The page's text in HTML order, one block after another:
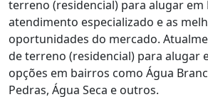
terreno (residencial) para alugar em
atendimento especializado e as
oportunidades do mercado.
de terreno (residencial) para alugar
opções em bairros como Água
Pedras, Água Seca e outros.